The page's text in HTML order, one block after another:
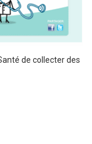
de collecter des